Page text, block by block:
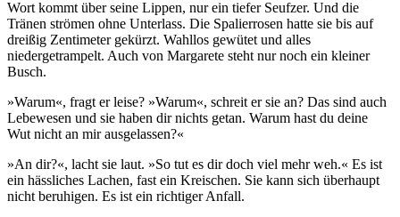
Wort kommt über seine Lippen, nur ein tiefer Seufzer. Und die
Tränen strömen ohne Unterlass. Die Spalierrosen hatte sie bis auf
dreißig Zentimeter gekürzt. Wahllos gewütet und alles
niedergetrampelt. Auch von Margarete steht nur noch ein kleiner
Busch.
»Warum«, fragt er leise? »Warum«, schreit er sie an? Das sind auch
Lebewesen und sie haben dir nichts getan. Warum hast du deine
Wut nicht an mir ausgelassen?«
»An dir?«, lacht sie laut. »So tut es dir doch viel mehr weh.« Es ist
ein hässliches Lachen, fast ein Kreischen. Sie kann sich überhaupt
nicht beruhigen. Es ist ein richtiger Anfall.